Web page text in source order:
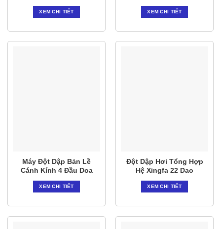
XEM CHI TIẾT XEM CHI TIẾT
Máy Đột Dập Bản Lề
Cánh Kính 4 Đầu Doa
XEM CHI TIẾT
Đột Dập Hơi Tổng Hợp
Hệ Xingfa 22 Dao
XEM CHI TIẾT